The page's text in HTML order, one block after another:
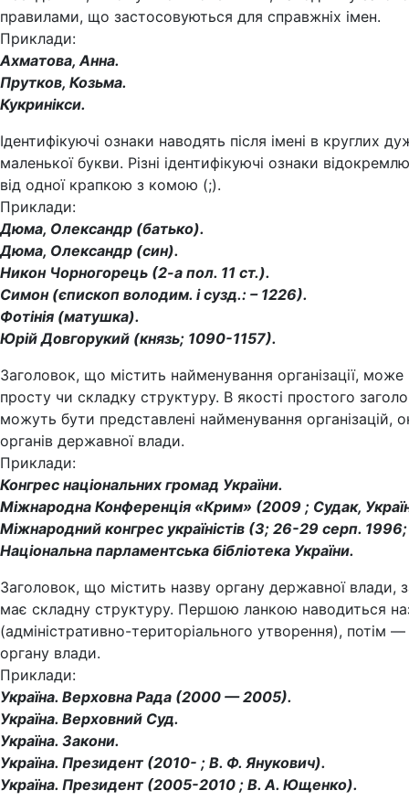
правилами, що застосовуються для справжніх імен.
Приклади:
Ахматова, Анна.
Прутков, Козьма.
Кукринікси.
Ідентифікуючі ознаки наводять після імені в круглих
маленької букви. Різні ідентифікуючі ознаки
від одної крапкою з комою (;).
Приклади:
Дюма, Олександр (батько).
Дюма, Олександр (син).
Никон Чорногорець (2-а пол. 11 ст.).
Симон (єпископ володим. і сузд.: – 1226).
Фотінія (матушка).
Юрій Довгорукий (князь; 1090-1157).
Заголовок, що містить найменування організації,
просту чи складку структуру. В якості простого
можуть бути представлені найменування організацій,
органів державної влади.
Приклади:
Конгрес національних громад України.
Міжнародна Конференція «Крим» (2009 ; Судак,
Міжнародний конгрес україністів (3; 26-29 серп.
Національна парламентська бібліотека України.
Заголовок, що містить назву органу державної влади,
має складну структуру. Першою ланкою наводиться
(адміністративно-територіального утворення), потім —
органу влади.
Приклади:
Україна. Верховна Рада (2000 — 2005).
Україна. Верховний Суд.
Україна. Закони.
Україна. Президент (2010- ; В. Ф. Янукович).
Україна. Президент (2005-2010 ; В. А. Ющенко).